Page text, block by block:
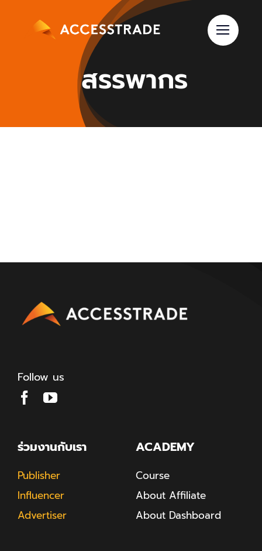
สรรพากร
Follow us
ร่วมงานกับเรา
Publisher
Influencer
Advertiser
ACADEMY
Course
About Affiliate
About Dashboard